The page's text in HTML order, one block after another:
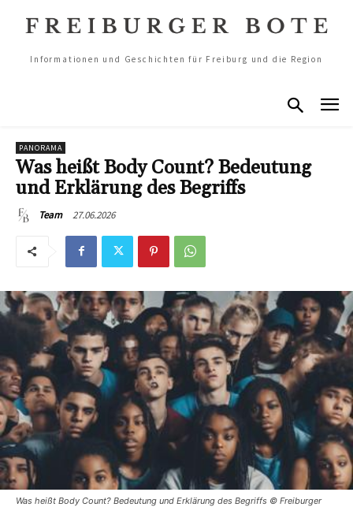
Informationen und Geschichten für Freiburg und die Region
PANORAMA
Was heißt Body Count? Bedeutung
und Erklärung des Begriffs
Team 27.06.2026
Was heißt Body Count? Bedeutung und Erklärung des Begriffs © Freiburger